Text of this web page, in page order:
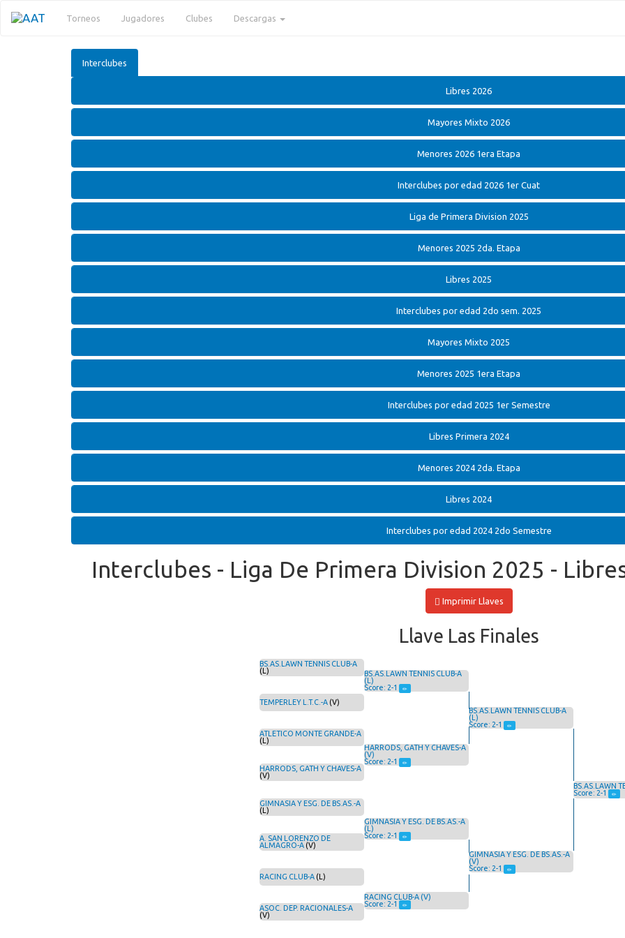
Torneos Jugadores Clubes Descargas
Interclubes
Libres 2026
Mayores Mixto 2026
Menores 2026 1era Etapa
Interclubes por edad 2026 1er Cuat
Liga de Primera Division 2025
Menores 2025 2da. Etapa
Libres 2025
Interclubes por edad 2do sem. 2025
Mayores Mixto 2025
Menores 2025 1era Etapa
Interclubes por edad 2025 1er Semestre
Libres Primera 2024
Menores 2024 2da. Etapa
Libres 2024
Interclubes por edad 2024 2do Semestre
Interclubes - Liga De Primera Division 2025 -
Imprimir Llaves
Llave Las Finales
BS.AS.LAWN TENNIS CLUB-A
(L)
TEMPERLEY L.T.C.-A (V)
ATLETICO MONTE GRANDE-A
(L)
HARRODS, GATH Y CHAVES-A
(V)
GIMNASIA Y ESG. DE BS.AS.-A
(L)
A. SAN LORENZO DE
ALMAGRO-A (V)
RACING CLUB-A (L)
ASOC. DEP. RACIONALES-A
(V)
BS.AS.LAWN TENNIS CLUB-A
(L)
Score: 2-1
HARRODS, GATH Y CHAVES-A
(V)
Score: 2-1
GIMNASIA Y ESG. DE BS.AS.-A
(L)
Score: 2-1
RACING CLUB-A (V)
Score: 2-1
BS.AS.LAWN TENNIS CLUB-A
(L)
Score: 2-1
GIMNASIA Y ESG. DE BS.AS.-A
(V)
Score: 2-1
BS.AS.LAWN
Score: 2-1